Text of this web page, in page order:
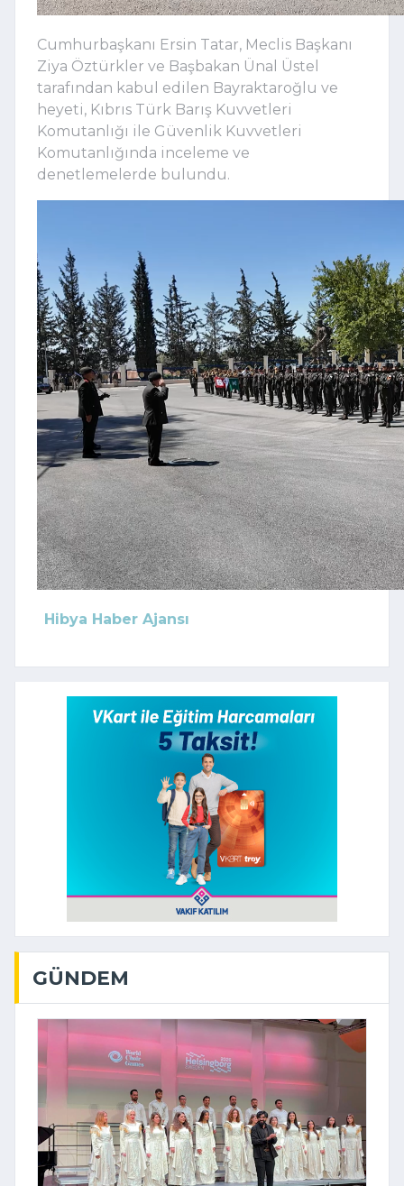
Cumhurbaşkanı Ersin Tatar, Meclis Başkanı
Ziya Öztürkler ve Başbakan Ünal Üstel
tarafından kabul edilen Bayraktaroğlu ve
heyeti, Kıbrıs Türk Barış Kuvvetleri
Komutanlığı ile Güvenlik Kuvvetleri
Komutanlığında inceleme ve
denetlemelerde bulundu.
Hibya Haber Ajansı
GÜNDEM